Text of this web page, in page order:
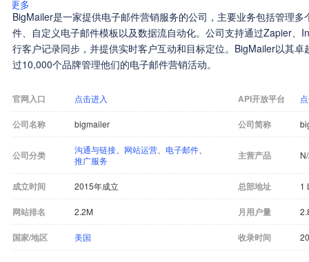
更多
BigMailer是一家提供电子邮件营销服务的公司，主要业务包括管理
件、自定义电子邮件模板以及数据流自动化。公司支持通过Zapier、
行客户记录同步，并提供实时客户互动和目标定位。BigMailer以其
过10,000个品牌管理他们的电子邮件营销活动。
官网入口 点击进入 API开放平台
公司名称 bigmailer 公司简称
公司分类 沟通与链接 网站运营 电子邮件
推广服务
主营产品
成立时间 2015年成立 总部地址 1
网站排名 2.2M 月用户量
国家/地区 美国 收录时间